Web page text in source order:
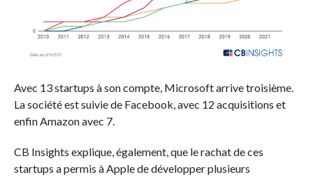
Avec 13 startups à son compte, Microsoft arrive troisième.
La société est suivie de Facebook, avec 12 acquisitions et
enfin Amazon avec 7.
CB Insights explique, également, que le rachat de ces
startups a permis à Apple de développer plusieurs